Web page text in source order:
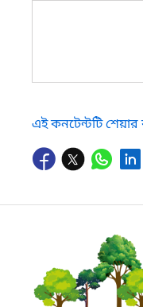
এই কনটেন্টটি